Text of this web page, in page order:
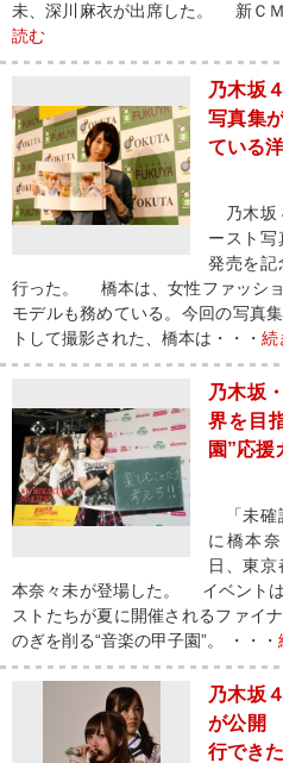
未、深川麻衣が出席した。 新Ｃ
読む
乃木坂
写真集
ている
乃木坂
ースト写
発売を記
行った。 橋本は、女性ファッシ
モデルも務めている。今回の写真
トして撮影された、橋本は・・・ 続
乃木坂
界を目
園”応援
「未確
に橋本
日、東
本奈々未が登場した。 イベント
ストたちが夏に開催されるファイ
のぎを削る“音楽の甲子園”。 ・・・
乃木坂
が公開
行でき